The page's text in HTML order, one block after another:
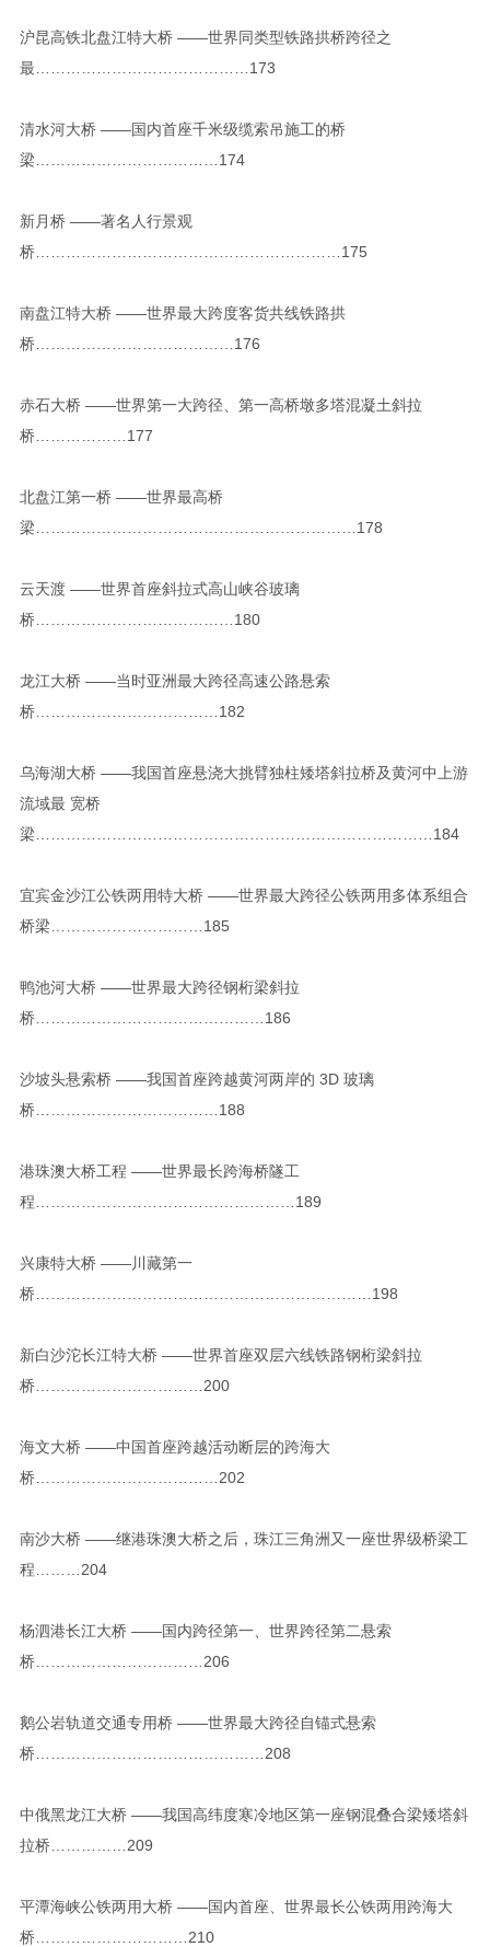
沪昆高铁北盘江特大桥 ——世界同类型铁路拱桥跨径之
最……………………………………173
清水河大桥 ——国内首座千米级缆索吊施工的桥
梁………………………………174
新月桥 ——著名人行景观
桥……………………………………………………175
南盘江特大桥 ——世界最大跨度客货共线铁路拱
桥…………………………………176
赤石大桥 ——世界第一大跨径、第一高桥墩多塔混凝土斜拉
桥………………177
北盘江第一桥 ——世界最高桥
梁………………………………………………………178
云天渡 ——世界首座斜拉式高山峡谷玻璃
桥…………………………………180
龙江大桥 ——当时亚洲最大跨径高速公路悬索
桥………………………………182
乌海湖大桥 ——我国首座悬浇大挑臂独柱矮塔斜拉桥及黄河中上游
流域最 宽桥
梁……………………………………………………………………184
宜宾金沙江公铁两用特大桥 ——世界最大跨径公铁两用多体系组合
桥梁…………………………185
鸭池河大桥 ——世界最大跨径钢桁梁斜拉
桥………………………………………186
沙坡头悬索桥 ——我国首座跨越黄河两岸的 3D 玻璃
桥………………………………188
港珠澳大桥工程 ——世界最长跨海桥隧工
程……………………………………………189
兴康特大桥 ——川藏第一
桥…………………………………………………………198
新白沙沱长江特大桥 ——世界首座双层六线铁路钢桁梁斜拉
桥……………………………200
海文大桥 ——中国首座跨越活动断层的跨海大
桥………………………………202
南沙大桥 ——继港珠澳大桥之后，珠江三角洲又一座世界级桥梁工
程………204
杨泗港长江大桥 ——国内跨径第一、世界跨径第二悬索
桥……………………………206
鹅公岩轨道交通专用桥 ——世界最大跨径自锚式悬索
桥………………………………………208
中俄黑龙江大桥 ——我国高纬度寒冷地区第一座钢混叠合梁矮塔斜
拉桥……………209
平潭海峡公铁两用大桥 ——国内首座、世界最长公铁两用跨海大
桥…………………………210